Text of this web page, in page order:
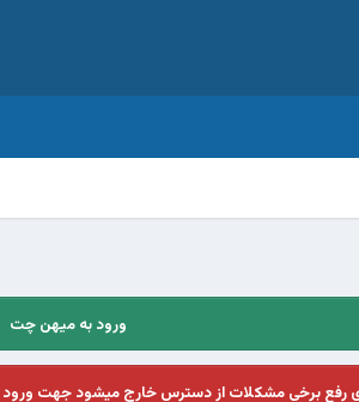
ورود به میهن چت
رفع برخی مشکلات از دسترس خارج میشود جهت